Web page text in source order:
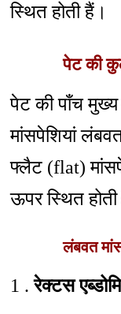
स्थित होती हैं।
पेट की
पेट की पाँच मुख्य
मांसपेशियां
फ्लैट (flat)
ऊपर स्थित
लंबवत
1 .रेक्टस